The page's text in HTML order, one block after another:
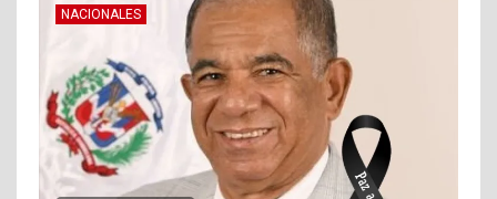
NACIONALES